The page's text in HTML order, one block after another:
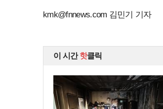
kmk@fnnews.com 김민기 기자
이 시간핫클릭